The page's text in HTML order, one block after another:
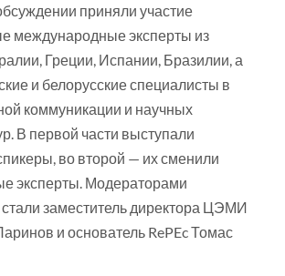
приняли участие
международные эксперты из
Греции, Испании, Бразилии, а
и белорусские специалисты в
коммуникации и научных
В первой части выступали
во второй — их сменили
эксперты. Модераторами
заместитель директора ЦЭМИ
и основатель RePEc Томас